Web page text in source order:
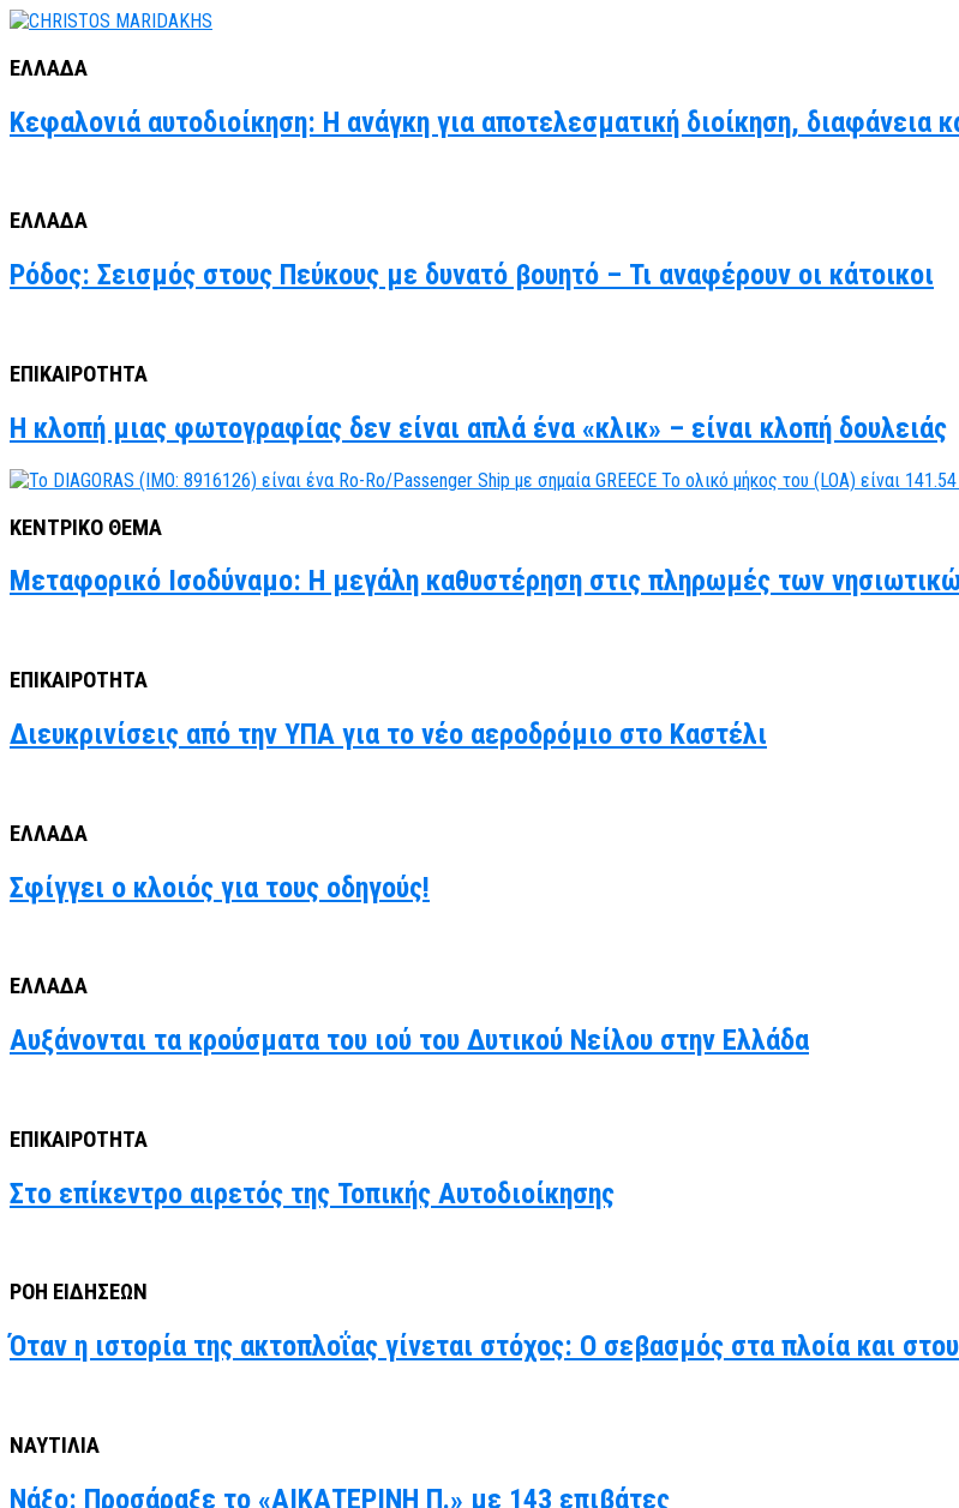
ΕΛΛΑΔΑ
Κεφαλονιά αυτοδιοίκηση: Η ανάγκη για αποτελεσματική διοίκηση, διαφάνεια
ΕΛΛΑΔΑ
Ρόδος: Σεισμός στους Πεύκους με δυνατό βουητό – Τι αναφέρουν οι κάτοικοι
ΕΠΙΚΑΙΡΟΤΗΤΑ
Η κλοπή μιας φωτογραφίας δεν είναι απλά ένα «κλικ» – είναι κλοπή δουλειάς
ΚΕΝΤΡΙΚΟ ΘΕΜΑ
Μεταφορικό Ισοδύναμο: Η μεγάλη καθυστέρηση στις πληρωμές των
ΕΠΙΚΑΙΡΟΤΗΤΑ
Διευκρινίσεις από την ΥΠΑ για το νέο αεροδρόμιο στο Καστέλι
ΕΛΛΑΔΑ
Σφίγγει ο κλοιός για τους οδηγούς!
ΕΛΛΑΔΑ
Αυξάνονται τα κρούσματα του ιού του Δυτικού Νείλου στην Ελλάδα
ΕΠΙΚΑΙΡΟΤΗΤΑ
Στο επίκεντρο αιρετός της Τοπικής Αυτοδιοίκησης
ΡΟΗ ΕΙΔΗΣΕΩΝ
Όταν η ιστορία της ακτοπλοΐας γίνεται στόχος: Ο σεβασμός στα πλοία και
ΝΑΥΤΙΛΙΑ
Νάξο: Προσάραξε το «ΑΙΚΑΤΕΡΙΝΗ Π.» με 143 επιβάτες